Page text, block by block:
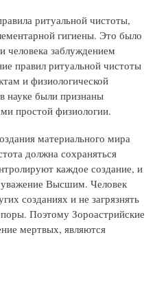
ритуальной чистоты,
гигиены. Это было
заблуждением
правил ритуальной чистоты
и физиологической
науке были признаны
простой физиологии.
материального мира
должна сохраняться
каждое создание, и
Высшим. Человек
созданиях и не загрязнять
Поэтому Зороастрийские
мертвых, являются